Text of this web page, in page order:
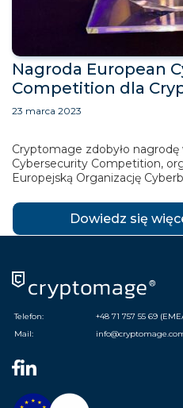
Nagroda European
Competition dla
23 marca 2023
Cryptomage zdobyło
Cybersecurity Competition,
Europejską Organizację
Dowiedz się
Telefon:
+48 71 757 55 69
Mail: